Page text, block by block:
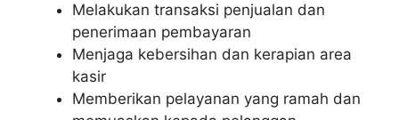
Melakukan transaksi penjualan dan
penerimaan pembayaran
Menjaga kebersihan dan kerapian area
kasir
Memberikan pelayanan yang ramah dan